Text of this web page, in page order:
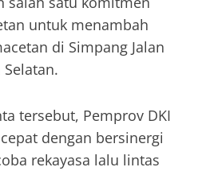
untuk menambah
di Simpang Jalan
tersebut, Pemprov DKI
dengan bersinergi
rekayasa lalu lintas